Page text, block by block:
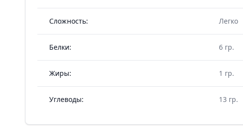
Сложность: Легко
Белки: 6 гр.
Жиры: 1 гр.
Углеводы: 13 гр.